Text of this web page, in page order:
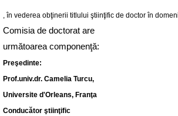
, în vederea obţinerii titlului ştiinţific de doctor în
Comisia de doctorat are
următoarea componenţă:
Preşedinte:
Prof.univ.dr. Camelia Turcu,
Universite d'Orleans, Franţa
Conducător ştiinţific